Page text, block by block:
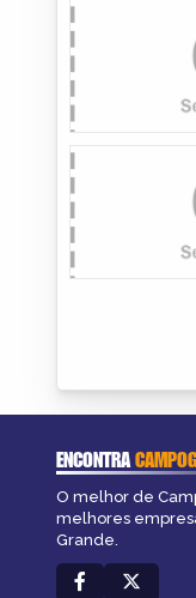
ENCONTRA
O melhor de
melhores
Grande.